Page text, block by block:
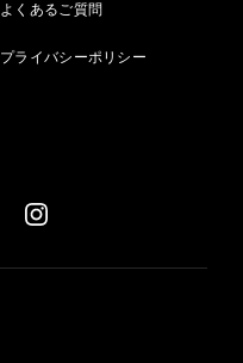
よくあるご質問
プライバシーポリシー